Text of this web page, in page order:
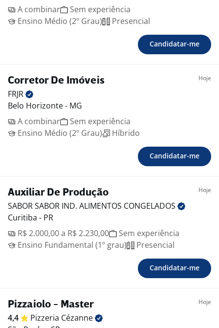
A combinar
Sem experiência
Ensino Médio (2º Grau)
Presencial
Candidatar-me
Corretor De Imóveis Hoje
FRJR
Belo Horizonte - MG
A combinar
Sem experiência
Ensino Médio (2º Grau)
Híbrido
Candidatar-me
Auxiliar De Produção Hoje
SABOR SABOR IND. ALIMENTOS CONGELADOS
Curitiba - PR
R$ 2.000,00 a R$ 2.230,00
Sem experiência
Ensino Fundamental (1º grau)
Presencial
Candidatar-me
Pizzaiolo - Master Hoje
4,4 Pizzeria Cézanne